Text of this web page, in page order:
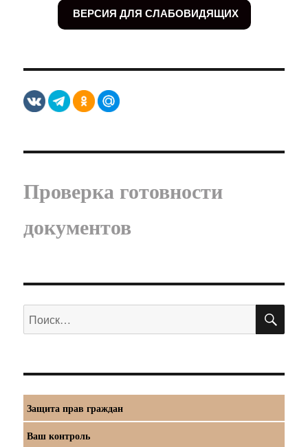
ВЕРСИЯ ДЛЯ СЛАБОВИДЯЩИХ
Проверка готовности
документов
Искать:
Защита прав граждан
Ваш контроль